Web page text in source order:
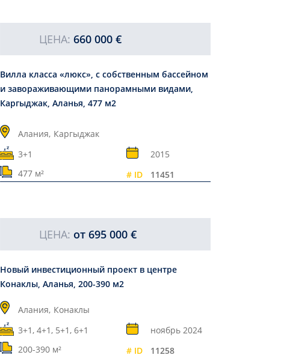
ЦЕНА: 660 000 €
Вилла класса «люкс», с собственным бассейном
и завораживающими панорамными видами,
Каргыджак, Аланья, 477 м2
Алания, Каргыджак
3+1
2015
477 м²
# ID 11451
ЦЕНА: от 695 000 €
Новый инвестиционный проект в центре
Конаклы, Аланья, 200-390 м2
Алания, Конаклы
3+1, 4+1, 5+1, 6+1
ноябрь 2024
200-390 м²
# ID 11258